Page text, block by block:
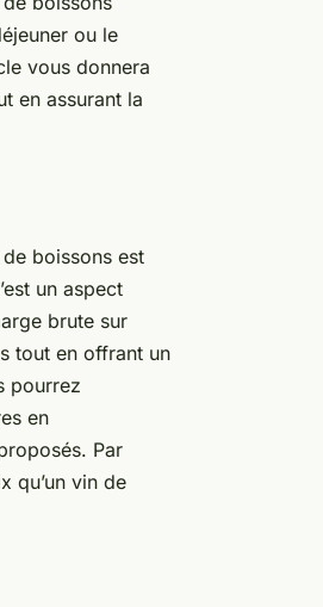
ou le
vous donnera
en assurant la
boissons est
un aspect
brute sur
tout en offrant un
pourrez
en
Par
qu’un vin de